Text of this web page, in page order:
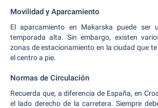
Movilidad y Aparcamiento
El aparcamiento en Makarska puede ser
temporada alta. Sin embargo, existen
zonas de estacionamiento en la ciudad que
el centro a pie.
Normas de Circulación
Recuerda que, a diferencia de España, en
el lado derecho de la carretera. Siempre